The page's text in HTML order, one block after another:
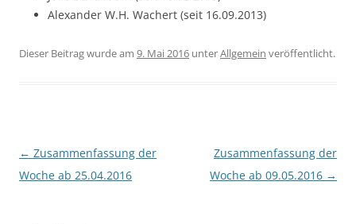
Alexander W.H. Wachert (seit 16.09.2013)
Dieser Beitrag wurde am 9. Mai 2016 unterAllgemein veröffentlicht.
Beitragsnavigation
← Zusammenfassung der
Woche ab 25.04.2016
Zusammenfassung der
Woche ab 09.05.2016 →